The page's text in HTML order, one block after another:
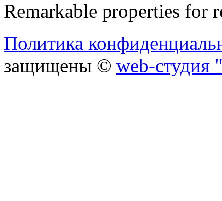
Remarkable properties for
Политика
защищены © web-студия